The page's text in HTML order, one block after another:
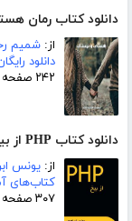
دانلود کتاب رمان
از: شمیم
دانلود
۲۴۲ صفحه
دانلود کتاب PHP از بیخ
از: یونس
کتاب‌های
۳۰۷ صفحه